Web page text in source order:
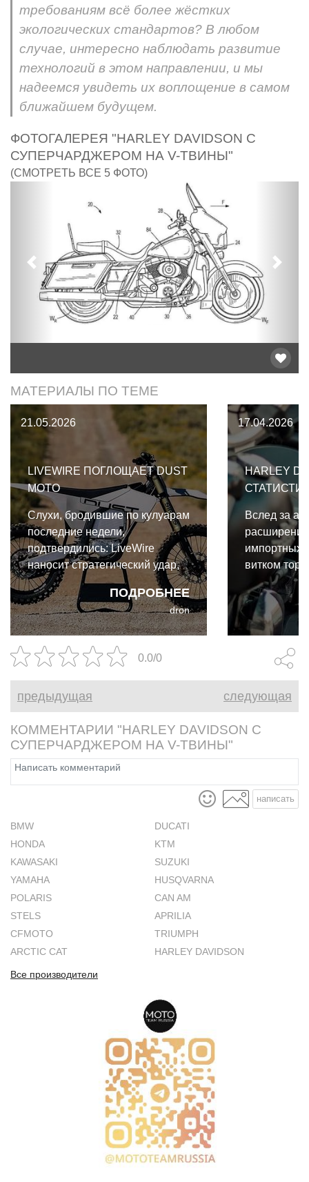
требованиям всё более жёстких
экологических стандартов? В любом
случае, интересно наблюдать развитие
технологий в этом направлении, и мы
надеемся увидеть их воплощение в самом
ближайшем будущем.
ФОТОГАЛЕРЕЯ "HARLEY DAVIDSON С
СУПЕРЧАРДЖЕРОМ НА V-ТВИНЫ"
(СМОТРЕТЬ ВСЕ 5 ФОТО)
Предыдущий
МАТЕРИАЛЫ ПО ТЕМЕ
21.05.2026
LIVEWIRE ПОГЛОЩАЕТ DUST
MOTO
ПОДРОБНЕЕ
Слухи, бродившие по кулуарам
последние недели,
подтвердились: LiveWire
наносит стратегический удар,
приобретая молодой
американский стартап Dust
Moto.
dron
17.04.2026
HARLEY
Вслед за
импортных
витком
Davidson
мишенью
стороны
0.0/0
предыдущая следующая
КОММЕНТАРИИ "HARLEY DAVIDSON С
СУПЕРЧАРДЖЕРОМ НА V-ТВИНЫ"
написать
BMW
DUCATI
HONDA
KTM
KAWASAKI
SUZUKI
YAMAHA
HUSQVARNA
POLARIS
CAN AM
STELS
APRILIA
CFMOTO
TRIUMPH
ARCTIC CAT
HARLEY DAVIDSON
Все производители